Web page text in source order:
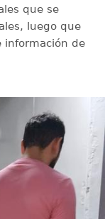
que se
luego que
información de